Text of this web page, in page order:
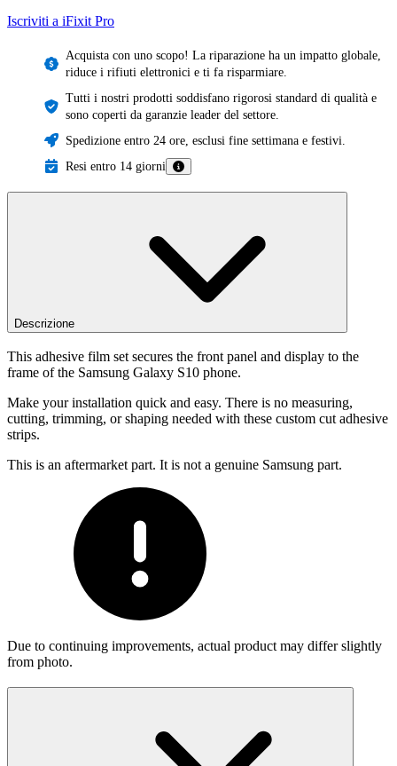
Iscriviti a iFixit Pro
Acquista con uno scopo! La riparazione ha un impatto globale,
riduce i rifiuti elettronici e ti fa risparmiare.
Tutti i nostri prodotti soddisfano rigorosi standard di qualità e
sono coperti da garanzie leader del settore.
Spedizione entro 24 ore, esclusi fine settimana e festivi.
Resi entro 14 giorni
Descrizione
This adhesive film set secures the front panel and display to the
frame of the Samsung Galaxy S10 phone.
Make your installation quick and easy. There is no measuring,
cutting, trimming, or shaping needed with these custom cut adhesive
strips.
This is an aftermarket part. It is not a genuine Samsung part.
Due to continuing improvements, actual product may differ slightly
from photo.